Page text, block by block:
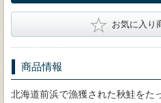
★ お気に入り
商品情報
北海道前浜で漁獲された秋鮭をた